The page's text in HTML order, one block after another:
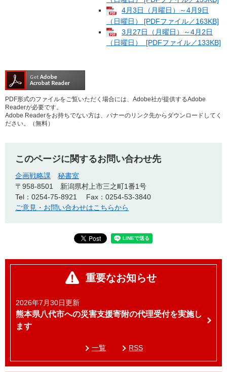
4月3日（月曜日）～4月9日
（日曜日） [PDFファイル／163KB]
3月27日（月曜日）～4月2日
（日曜日） [PDFファイル／133KB]
PDF形式のファイルをご覧いただく場合には、Adobe社が提供するAdobe
Readerが必要です。
Adobe Readerをお持ちでない方は、バナーのリンク先からダウンロードしてく
ださい。（無料）
このページに関するお問い合わせ先
企画戦略課
秘書室
〒958-8501
新潟県村上市三之町1番1号
Tel：0254-75-8921
Fax：0254-53-3840
ご意見・お問い合わせはこちらから
重要なお知らせ
2026年7月30日更新
熊本県八代市への災害支援寄附の代理受付を実施し
ます
一覧 RSS